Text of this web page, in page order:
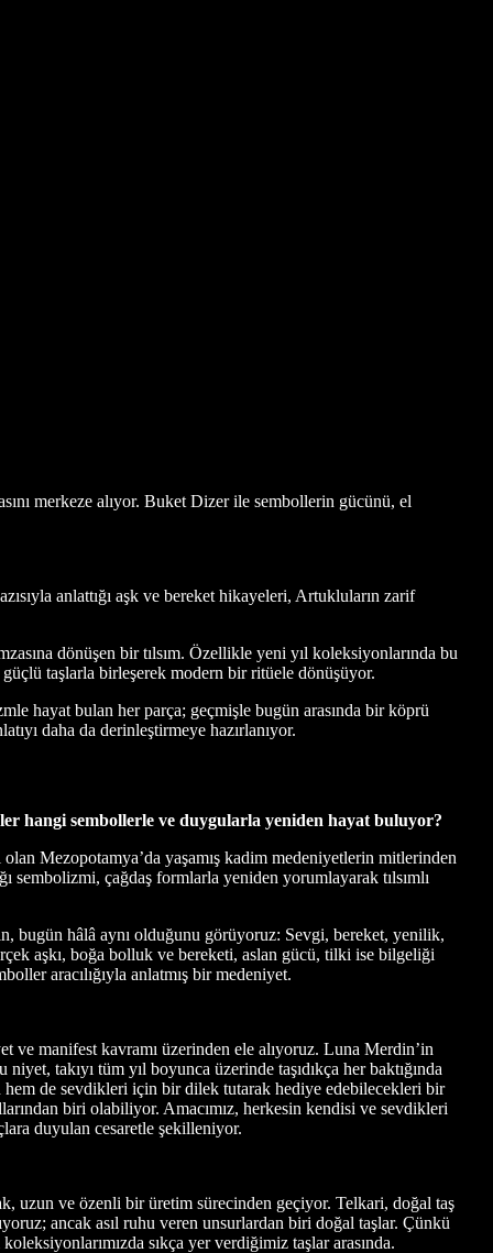
merkeze alıyor. Buket Dizer ile sembollerin gücünü, el
anlattığı aşk ve bereket hikayeleri, Artukluların zarif
dönüşen bir tılsım. Özellikle yeni yıl koleksiyonlarında bu
taşlarla birleşerek modern bir ritüele dönüşüyor.
hayat bulan her parça; geçmişle bugün arasında bir köprü
daha da derinleştirmeye hazırlanıyor.
hangi sembollerle ve duygularla yeniden hayat buluyor?
Mezopotamya’da yaşamış kadim medeniyetlerin mitlerinden
çağdaş formlarla yeniden yorumlayarak tılsımlı
bugün hâlâ aynı olduğunu görüyoruz: Sevgi, bereket, yenilik,
aşkı, boğa bolluk ve bereketi, aslan gücü, tilki ise bilgeliği
aracılığıyla anlatmış bir medeniyet.
manifest kavramı üzerinden ele alıyoruz. Luna Merdin’in
takıyı tüm yıl boyunca üzerinde taşıdıkça her baktığında
hem de sevdikleri için bir dilek tutarak hediye edebilecekleri bir
biri olabiliyor. Amacımız, herkesin kendisi ve sevdikleri
duyulan cesaretle şekilleniyor.
uzun ve özenli bir üretim sürecinden geçiyor. Telkari, doğal taş
ancak asıl ruhu veren unsurlardan biri doğal taşlar. Çünkü
sıkça yer verdiğimiz taşlar arasında.